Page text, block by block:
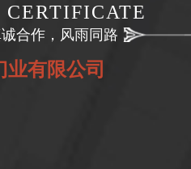
合作，风雨同路
有限公司